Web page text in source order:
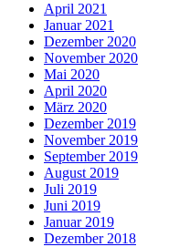
April 2021
Januar 2021
Dezember 2020
November 2020
Mai 2020
April 2020
März 2020
Dezember 2019
November 2019
September 2019
August 2019
Juli 2019
Juni 2019
Januar 2019
Dezember 2018